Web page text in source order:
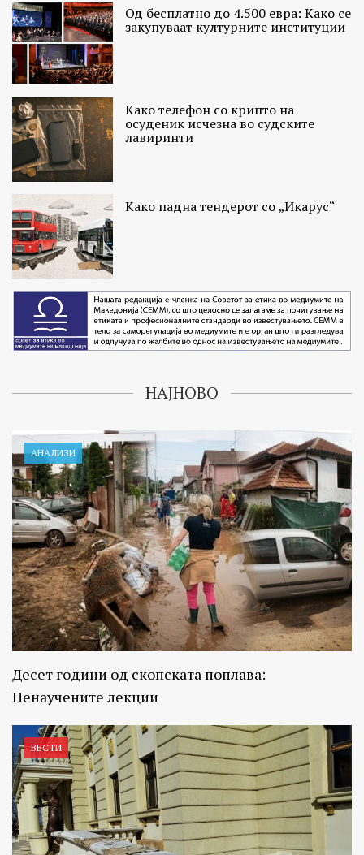
Од бесплатно до 4.500 евра: Како се
закупуваат културните институции
Како телефон со крипто на
осуденик исчезна во судските
лавиринти
Како падна тендерот со „Икарус“
НАЈНОВО
АНАЛИЗИ
Десет години од скопската поплава:
Ненаучените лекции
ВЕСТИ